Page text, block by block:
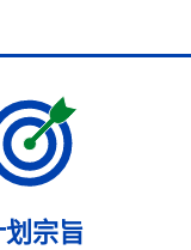
划宗旨